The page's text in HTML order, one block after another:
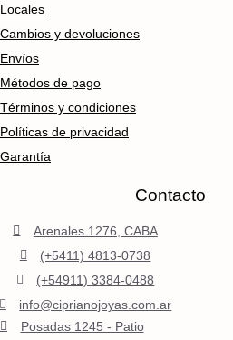
Locales
Cambios y devoluciones
Envíos
Métodos de pago
Términos y condiciones
Políticas de privacidad
Garantía
Contacto
Arenales 1276, CABA
(+5411) 4813-0738
(+54911) 3384-0488
info@ciprianojoyas.com.ar
Posadas 1245 - Patio